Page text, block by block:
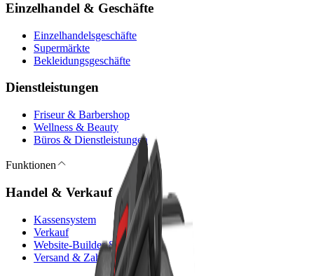
Einzelhandel & Geschäfte
Einzelhandelsgeschäfte
Supermärkte
Bekleidungsgeschäfte
Dienstleistungen
Friseur & Barbershop
Wellness & Beauty
Büros & Dienstleistungen
Funktionen
Handel & Verkauf
Kassensystem
Verkauf
Website-Builder & E-Commerce
Versand & Zahlungen